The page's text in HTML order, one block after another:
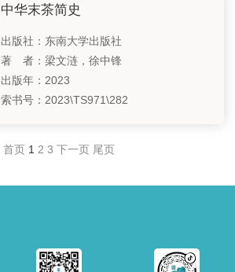
中华末茶简史
出版社：东南大学出版社
著 者：梁文涟，徐中锋
出版年：2023
索书号：2023\TS971\282
首页 1 2 3 下一页 尾页